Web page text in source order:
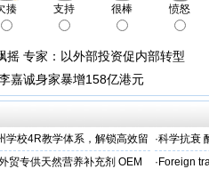
揍 支持 很棒 愤怒
摇 专家：以外部投资促内部转型
嘉诚身家暴增158亿港元
学校4R教学体系，解锁高效留
·科学抗衰
M/ODM定
贸专供天然营养补充剂 OEM
· Foreign